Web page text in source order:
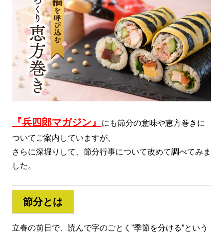
『兵四郎マガジン』
にも節分の意味や恵方巻きに
ついてご案内していますが、
さらに深堀りして、節分行事について改めて調べてみま
した。
節分とは
立春の前日で、読んで字のごとく”季節を分ける”という